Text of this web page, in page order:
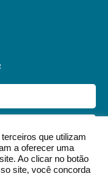
que utilizam
a oferecer uma
Ao clicar no botão
site, você concorda